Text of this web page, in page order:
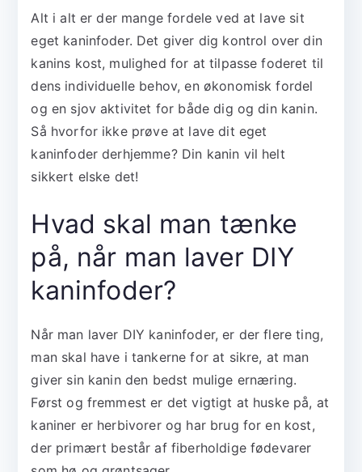
Alt i alt er der mange fordele ved at lave sit
eget kaninfoder. Det giver dig kontrol over din
kanins kost, mulighed for at tilpasse foderet til
dens individuelle behov, en økonomisk fordel
og en sjov aktivitet for både dig og din kanin.
Så hvorfor ikke prøve at lave dit eget
kaninfoder derhjemme? Din kanin vil helt
sikkert elske det!
Hvad skal man tænke
på, når man laver DIY
kaninfoder?
Når man laver DIY kaninfoder, er der flere ting,
man skal have i tankerne for at sikre, at man
giver sin kanin den bedst mulige ernæring.
Først og fremmest er det vigtigt at huske på, at
kaniner er herbivorer og har brug for en kost,
der primært består af fiberholdige fødevarer